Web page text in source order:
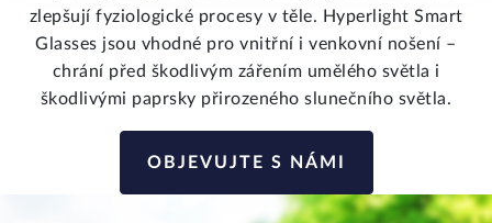
zlepšují fyziologické procesy v těle. Hyperlight Smart
Glasses jsou vhodné pro vnitřní i venkovní nošení –
chrání před škodlivým zářením umělého světla i
škodlivými paprsky přirozeného slunečního světla.
OBJEVUJTE S NÁMI